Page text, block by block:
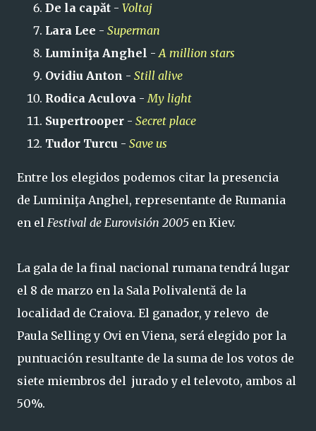
De la capăt - Voltaj
Lara Lee - Superman
Luminiţa Anghel -A million stars
Ovidiu Anton - Still alive
Rodica Aculova -My light
Supertrooper - Secret place
Tudor Turcu - Save us
Entre los elegidos podemos citar la presencia
de Luminiţa Anghel, representante de Rumania
en el Festival de Eurovisión 2005 en Kiev.
La gala de la final nacional rumana tendrá lugar
el 8 de marzo en la Sala Polivalentă de la
localidad de Craiova. El ganador, y relevo de
Paula Selling y Ovi en Viena, será elegido por la
puntuación resultante de la suma de los votos de
siete miembros del jurado y el televoto, ambos al
50%.